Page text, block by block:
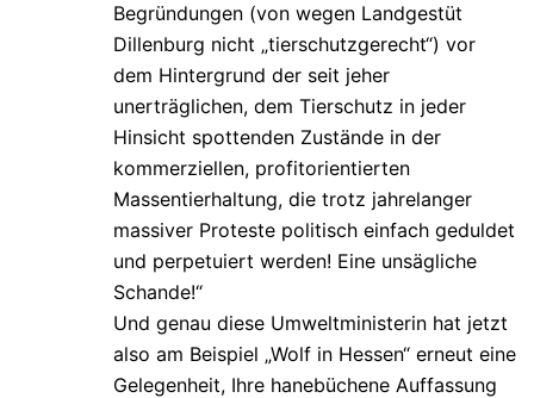
Begründungen (von wegen Landgestüt
Dillenburg nicht „tierschutzgerecht“) vor
dem Hintergrund der seit jeher
unerträglichen, dem Tierschutz in jeder
Hinsicht spottenden Zustände in der
kommerziellen, profitorientierten
Massentierhaltung, die trotz jahrelanger
massiver Proteste politisch einfach geduldet
und perpetuiert werden! Eine unsägliche
Schande!“
Und genau diese Umweltministerin hat jetzt
also am Beispiel „Wolf in Hessen“ erneut eine
Gelegenheit, Ihre hanebüchene Auffassung